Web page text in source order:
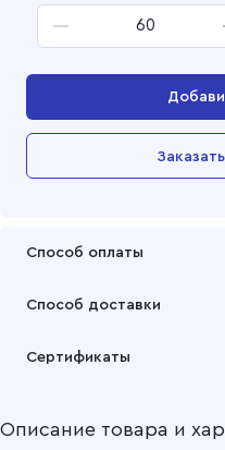
Способ оплаты
Способ доставки
наших складов или через
Подробнее
Сертификаты
Описание товара и